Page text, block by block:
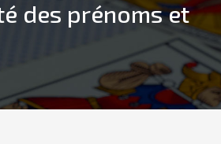
des prénoms et